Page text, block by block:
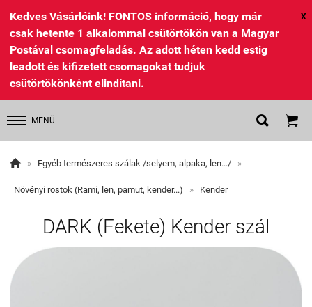
Kedves Vásárlóink! FONTOS információ, hogy már
csak hetente 1 alkalommal csütörtökön van a Magyar
Postával csomagfeladás. Az adott héten kedd estig
leadott és kifizetett csomagokat tudjuk
csütörtökönként elindítani.
X
MENÜ  
 » Egyéb természeres szálak /selyem, alpaka, len.../ »
Növényi rostok (Rami, len, pamut, kender...) » Kender
DARK (Fekete) Kender szál